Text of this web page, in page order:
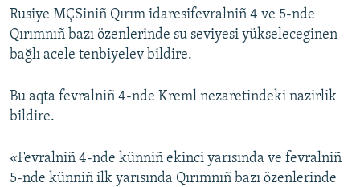
VİDEO
SÜRET
FİKİR
Українською
Rusiye MÇSiniñ Qırım idaresifevralniñ 4 ve 5-nde
Qırımnıñ bazı özenlerinde su seviyesi yükseleceginen
bağlı acele tenbiyelev bildire.
Bu aqta fevralniñ 4-nde Kreml nezaretindeki nazirlik
bildire.
«Fevralniñ 4-nde künniñ ekinci yarısında ve fevralniñ
5-nde künniñ ilk yarısında Qırımnıñ bazı özenlerinde